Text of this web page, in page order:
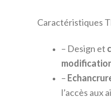
Caractéristiques
– Design et
– E
l’accès aux